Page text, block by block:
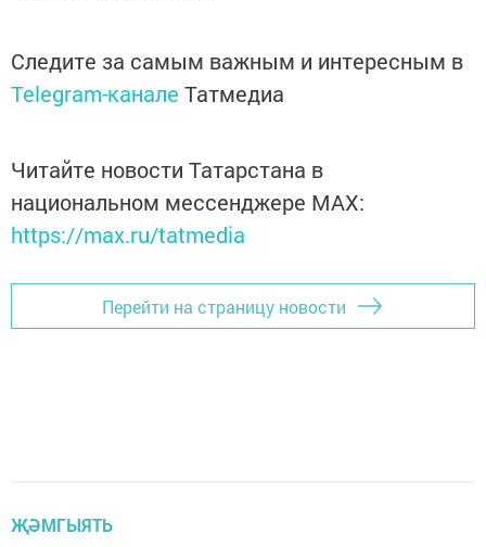
Следите за самым важным и интересным в
Telegram-канале Татмедиа
Читайте новости Татарстана в
национальном мессенджере MАХ:
https://max.ru/tatmedia
Перейти на страницу новости
ҖӘМГЫЯТЬ